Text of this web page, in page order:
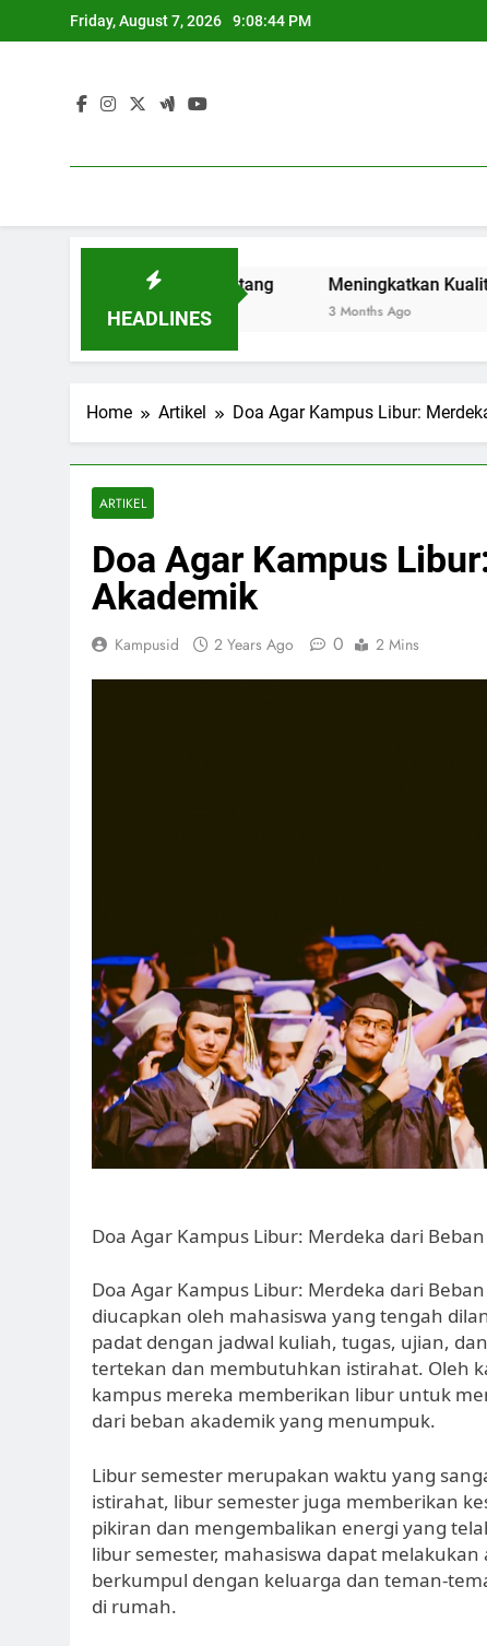
to
Friday, August 7, 2026 9:08:45 PM
HEADLINES
Generasi Mendatang Meningkatkan Kualitas
Home Artikel Doa Agar Kampus Libur:
ARTIKEL
Doa Agar Kampus
Akademik
Kampusid 2 Years Ago 0 2 Mins
Doa Agar Kampus Libur: Merdeka dari
Doa Agar Kampus Libur: Merdeka dari
diucapkan oleh mahasiswa yang tengah
padat dengan jadwal kuliah, tugas, ujian,
tertekan dan membutuhkan istirahat. Oleh
kampus mereka memberikan libur untuk
dari beban akademik yang menumpuk.
Libur semester merupakan waktu yang
istirahat, libur semester juga memberikan
pikiran dan mengembalikan energi yang
libur semester, mahasiswa dapat
berkumpul dengan keluarga dan teman-
di rumah.